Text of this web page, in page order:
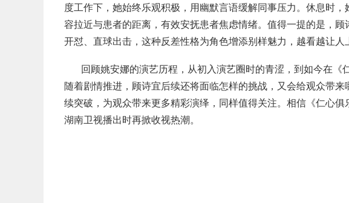
度工作下，她始终乐观积极，用幽默言语缓解同事压力。休息时
容拉近与患者的距离，有效安抚患者焦虑情绪。值得一提的是，
开怼、直球出击，这种反差性格为角色增添别样魅力，越看越让人
回顾姚安娜的演艺历程，从初入演艺圈时的青涩，到如今在《
随着剧情推进，顾诗宜后续还将面临怎样的挑战，又会给观众带
续突破，为观众带来更多精彩演绎，同样值得关注。相信《仁心
湖南卫视播出时再掀收视热潮。